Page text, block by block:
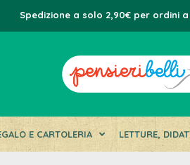
Spedizione a solo 2,90€ per ordini
E CARTOLERIA LETTURE,